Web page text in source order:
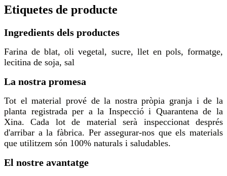
Etiquetes de producte
Ingredients dels productes
Farina de blat, oli vegetal, sucre, llet en pols, formatge,
lecitina de soja, sal
La nostra promesa
Tot el material prové de la nostra pròpia granja i de la
planta registrada per a la Inspecció i Quarantena de la
Xina. Cada lot de material serà inspeccionat després
d'arribar a la fàbrica. Per assegurar-nos que els materials
que utilitzem són 100% naturals i saludables.
El nostre avantatge